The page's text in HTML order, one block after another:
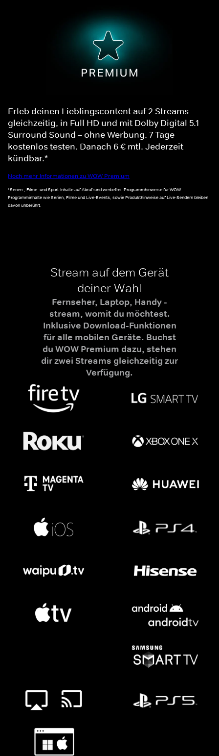
Erleb deinen Lieblingscontent auf 2 Streams
gleichzeitig, in Full HD und mit Dolby Digital 5.1
Surround Sound – ohne Werbung. 7 Tage
kostenlos testen. Danach 6 € mtl. Jederzeit
kündbar.*
Noch mehr Informationen zu WOW Premium
*Serien-, Filme- und Sport-Inhalte auf Abruf sind werbefrei. Programmhinweise für WOW
Programminhalte wie Serien, Filme und Live-Events, sowie Produkthinweise auf Live-Sendern bleiben
davon unberührt.
Stream auf dem Gerät
deiner Wahl
Fernseher, Laptop, Handy -
stream, womit du möchtest.
Inklusive Download-Funktionen
für alle mobilen Geräte. Buchst
du WOW Premium dazu, stehen
dir zwei Streams gleichzeitig zur
Verfügung.